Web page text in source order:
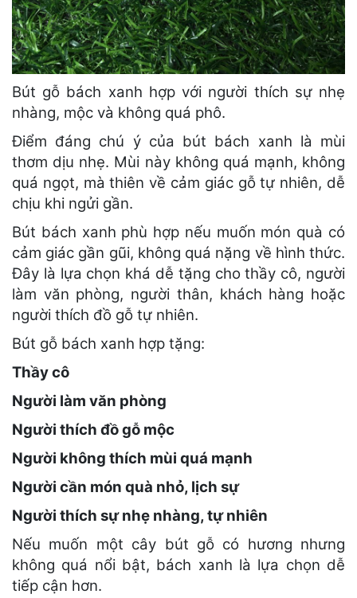
Bút gỗ bách xanh hợp với người thích sự nhẹ
nhàng, mộc và không quá phô.
Điểm đáng chú ý của bút bách xanh là mùi
thơm dịu nhẹ. Mùi này không quá mạnh, không
quá ngọt, mà thiên về cảm giác gỗ tự nhiên, dễ
chịu khi ngửi gần.
Bút bách xanh phù hợp nếu muốn món quà có
cảm giác gần gũi, không quá nặng về hình thức.
Đây là lựa chọn khá dễ tặng cho thầy cô, người
làm văn phòng, người thân, khách hàng hoặc
người thích đồ gỗ tự nhiên.
Bút gỗ bách xanh hợp tặng:
Thầy cô
Người làm văn phòng
Người thích đồ gỗ mộc
Người không thích mùi quá mạnh
Người cần món quà nhỏ, lịch sự
Người thích sự nhẹ nhàng, tự nhiên
Nếu muốn một cây bút gỗ có hương nhưng
không quá nổi bật, bách xanh là lựa chọn dễ
tiếp cận hơn.